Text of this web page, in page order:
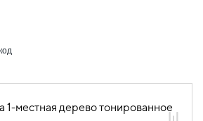
разъемы
изделия
выведенная из